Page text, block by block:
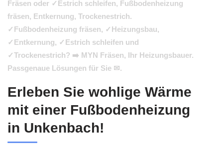
Fräsen oder ✓Estrich schleifen, Fußbodenheizung
fräsen, Entkernung, Trockenestrich.
✓Fußbodenheizung fräsen, ✓Heizungsbau,
✓Entkernung, ✓Estrich schleifen und
✓Trockenestrich? ➡️ MYN Fräsen, Ihr Heizungsbauer.
Passgenaue Lösungen für Sie ✉.
Erleben Sie wohlige Wärme
mit einer Fußbodenheizung
in Unkenbach!